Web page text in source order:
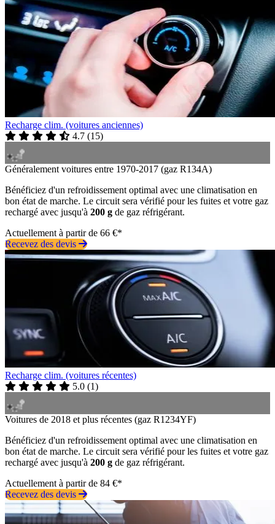
Recharge clim. (voitures anciennes)
4.7 (15)
Généralement voitures entre 1970-2017 (gaz R134A)
Bénéficiez d'un refroidissement optimal avec une climatisation en
bon état de marche. Le circuit sera vérifié pour les fuites et votre gaz
rechargé avec jusqu'à 200 g de gaz réfrigérant.
Actuellement à partir de 66 €*
Recevez des devis
Recharge clim. (voitures récentes)
5.0 (1)
Voitures de 2018 et plus récentes (gaz R1234YF)
Bénéficiez d'un refroidissement optimal avec une climatisation en
bon état de marche. Le circuit sera vérifié pour les fuites et votre gaz
rechargé avec jusqu'à 200 g de gaz réfrigérant.
Actuellement à partir de 84 €*
Recevez des devis